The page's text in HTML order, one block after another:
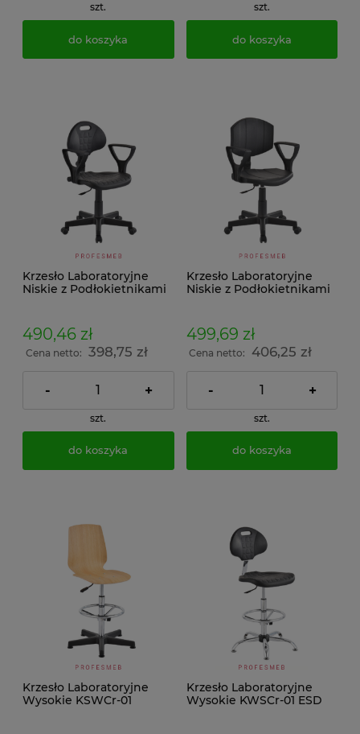
szt.
do koszyka
szt.
do koszyka
Krzesło Laboratoryjne
Niskie z Podłokietnikami
490,46 zł
Cena netto: 398,75 zł
- +
szt.
do koszyka
Krzesło Laboratoryjne
Niskie z Podłokietnikami
499,69 zł
Cena netto: 406,25 zł
- +
szt.
do koszyka
Krzesło Laboratoryjne
Wysokie KSWCr-01
Krzesło Laboratoryjne
Wysokie KWSCr-01 ESD